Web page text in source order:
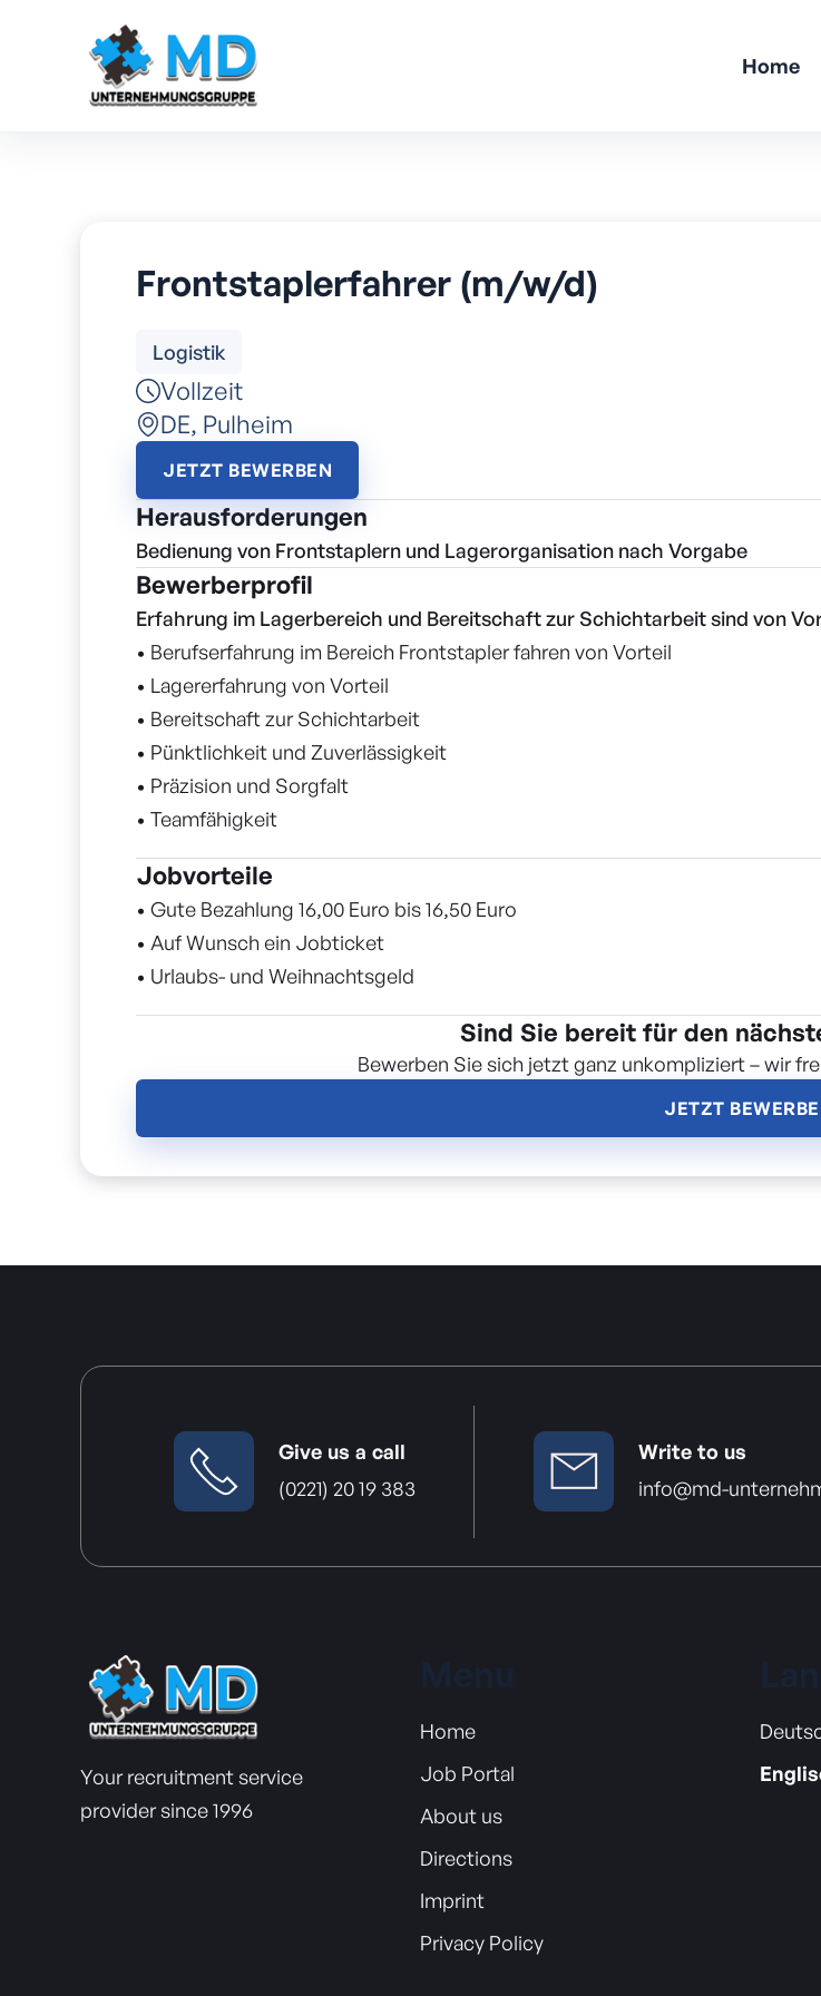
Home
Frontstaplerfahrer (m/w/d)
Logistik
Vollzeit
DE, Pulheim
JETZT BEWERBEN
Herausforderungen
Bedienung von Frontstaplern und Lagerorganisation nach Vorgabe
Bewerberprofil
Erfahrung im Lagerbereich und Bereitschaft zur Schichtarbeit sind von
• Berufserfahrung im Bereich Frontstapler fahren von Vorteil
• Lagererfahrung von Vorteil
• Bereitschaft zur Schichtarbeit
• Pünktlichkeit und Zuverlässigkeit
• Präzision und Sorgfalt
• Teamfähigkeit
Jobvorteile
• Gute Bezahlung 16,00 Euro bis 16,50 Euro
• Auf Wunsch ein Jobticket
• Urlaubs- und Weihnachtsgeld
Sind Sie bereit für den
Bewerben Sie sich jetzt ganz unkompliziert – wir
JETZT
Give us a call
(0221) 20 19 383
Write to us
info@md-
Your recruitment service
provider since 1996
Home
Job Portal
About us
Directions
Imprint
Privacy Policy